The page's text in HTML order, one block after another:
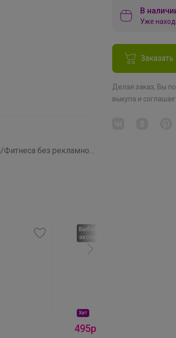
СП465 Правильные Витамины и Питание для Спорта/Фитнеса без рекламного обмана!
Выбор
экспертов
Хит
495р
В
Уже
Заказать
Делая заказ, Вы
выкупа и